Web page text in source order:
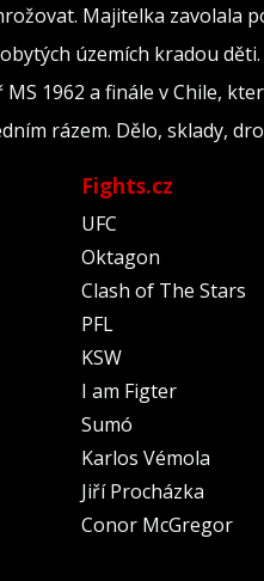
Majitelka zavolala
územích kradou
1962 a finále v Chile,
rázem. Dělo, sklady,
Fights.cz
UFC
Oktagon
Clash of The Stars
PFL
KSW
I am Figter
Sumó
Karlos Vémola
Jiří Procházka
Conor McGregor